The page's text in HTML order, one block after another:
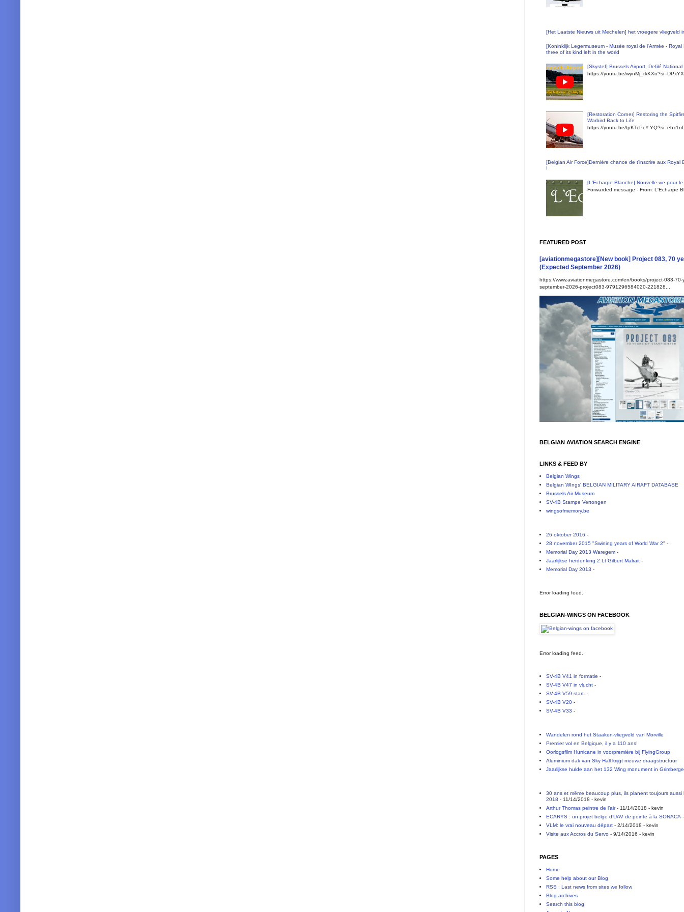
[Het Laatste Nieuws uit Mechelen] het vroegere vliegveld
[Koninklijk Legermuseum - Musée royal de l'Armée -
three of its kind left in the world
[Skystef] Brussels Airport, Defilé
https://youtu.be/
[Restoration Corner] Restoring the
Warbird Back to Life
https://youtu.be/tpKTcPcY-
[Belgian Air Force]Dernière chance de t'inscrire aux Royal
!
[L'Echarpe Blanche] Nouvelle vie pour
Forwarded message - From: L'Echarpe
FEATURED POST
[aviationmegastore][New book] Project 083, 70
(Expected September 2026)
https://www.aviationmegastore.com/en/books/project-083-
september-2026-project083-9791296584020-221828....
BELGIAN AVIATION SEARCH ENGINE
LINKS & FEED BY
Belgian Wings
Belgian WIngs' BELGIAN MILITARY AIRAFT DATABASE
Brussels Air Museum
SV-4B Stampe Vertongen
wingsofmemory.be
26 oktober 2016 -
28 november 2015 "Swining years of World War 2" -
Memorial Day 2013 Waregem-
Jaarlijkse herdenking 2 Lt Gilbert Malrait-
Memorial Day 2013 -
Error loading feed.
BELGIAN-WINGS ON FACEBOOK
Error loading feed.
SV-4B V41 in formatie -
SV-4B V47 in vlucht-
SV-4B V59 start. -
SV-4B V20-
SV-4B V33 -
Wandelen rond het Staaken-vliegveld van Morville
Premier vol en Belgique, il y a 110 ans!
Oorlogsfilm Hurricane in voorpremière bij FlyingGroup
Aluminium dak van Sky Hall krijgt nieuwe draagstructuur
Jaarlijkse hulde aan het 132 Wing monument in
30 ans et même beaucoup plus, ils planent toujours
2018 - 11/14/2018 - kevin
Arthur Thomas peintre de l’air- 11/14/2018 - kevin
ECARYS : un projet belge d’UAV de pointe à la SONACA
VLM: le vrai nouveau départ- 2/14/2018 - kevin
Visite aux Accros du Servo- 9/14/2016 - kevin
PAGES
Home
Some help about our Blog
RSS : Last news from sites we follow
Blog archives
Search this blog